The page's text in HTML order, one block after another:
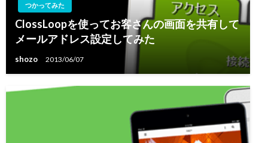
つかってみた
ClossLoopを使ってお客さんの画面を共有して
メールアドレス設定してみた
shozo 2013/06/07